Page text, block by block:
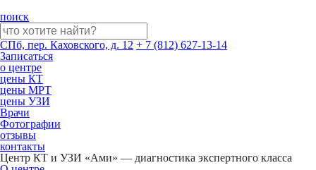
поиск
СПб, пер. Каховского, д. 12 + 7 (812) 627-13-14
Записаться
о центре
цены КТ
цены МРТ
цены УЗИ
Врачи
Фотографии
отзывы
контакты
Центр КТ и УЗИ «Ами» — диагностика экспертного класса